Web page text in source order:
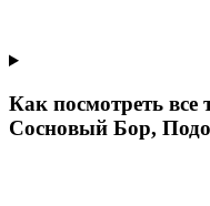
Как посмотреть
Сосновый Бор,